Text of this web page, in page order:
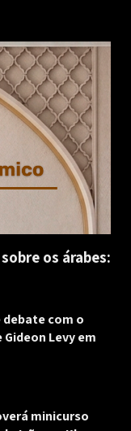
os árabes:
debate com o
Levy em
minicurso